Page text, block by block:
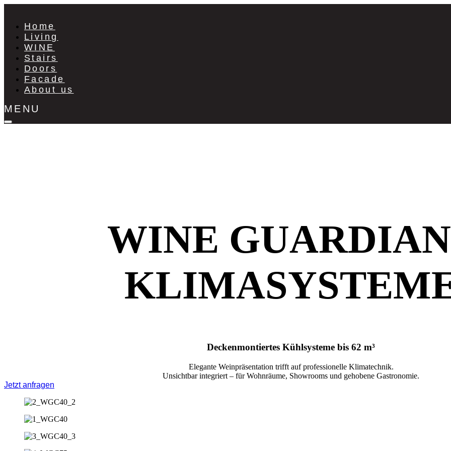
Home
Living
WINE
Stairs
Doors
Facade
About us
MENU
WINE
Deckenmontiertes Kühlsysteme bis 62 m³
Elegante Weinpräsentation trifft auf professionelle Klimatechnik.
Unsichtbar integriert – für Wohnräume, Showrooms und gehobene Gastronomie.
Jetzt anfragen